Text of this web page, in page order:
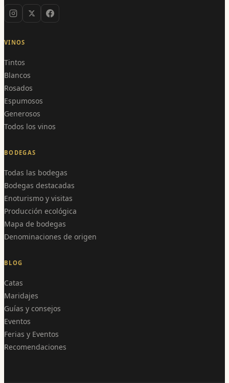
VINOS
Tintos
Blancos
Rosados
Espumosos
Generosos
Todos los vinos
BODEGAS
Todas las bodegas
Bodegas destacadas
Enoturismo y visitas
Producción ecológica
Mapa de bodegas
Denominaciones de origen
BLOG
Catas
Maridajes
Guías y consejos
Eventos
Ferias y Eventos
Recomendaciones